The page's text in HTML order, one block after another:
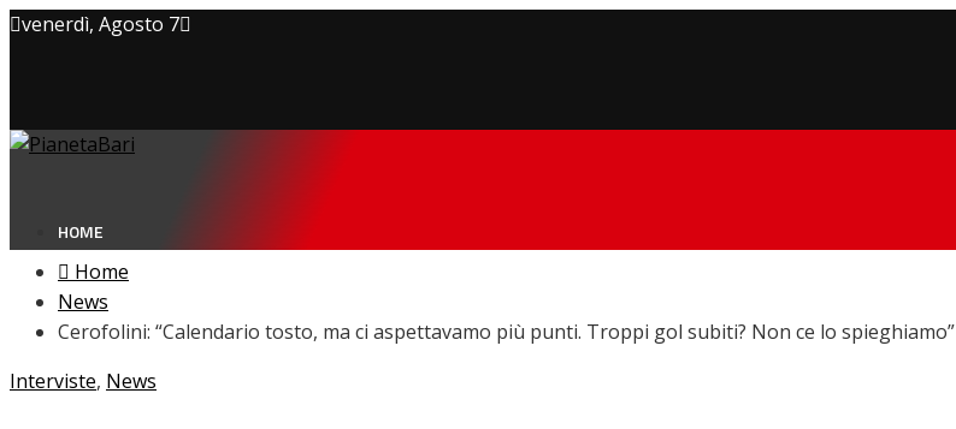
venerdì, Agosto 7
Cookie Policy
HOME
NEWS
Amarcord
Home
News
Cerofolini: “Calendario tosto, ma ci aspettavamo più punti. Troppi gol subiti? Non ce lo spieghiamo”
Interviste, News